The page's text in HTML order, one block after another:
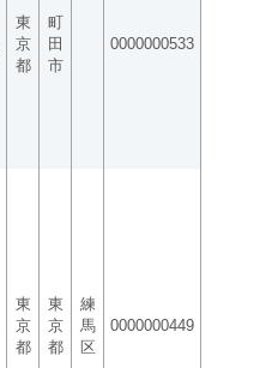
東
京
都
町
田
市
0000000533
東
京
都
東
京
都
練
馬
区
0000000449